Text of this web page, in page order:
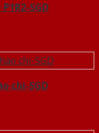
SGD
chi-SGD